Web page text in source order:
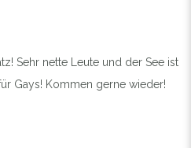
Sehr nette Leute und der See ist
Gays! Kommen gerne wieder!